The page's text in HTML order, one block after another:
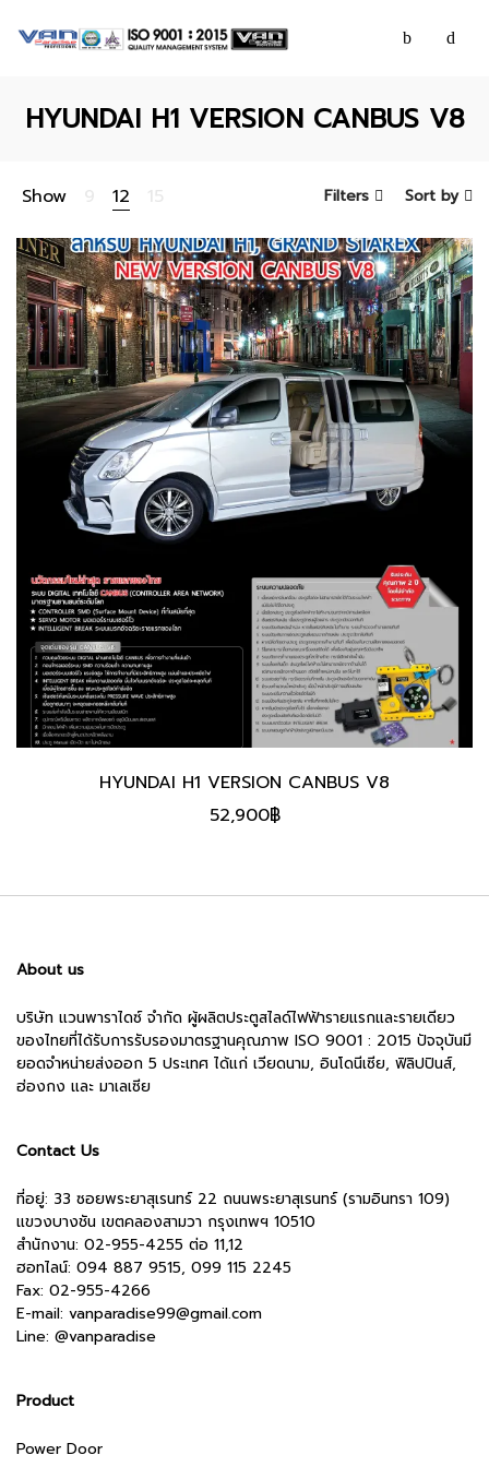
HYUNDAI H1 VERSION CANBUS V8
Show 9 12 15 Sort by
Filters
HYUNDAI H1 VERSION CANBUS V8
52,900฿
About us
บริษัท แวนพาราไดซ์ จำกัด ผู้ผลิตประตูสไลด์ไฟฟ้ารายแรกและรายเดียว
ของไทยที่ได้รับการรับรองมาตรฐานคุณภาพ ISO 9001 : 2015 ปัจจุบันมี
ยอดจำหน่ายส่งออก 5 ประเทศ ได้แก่ เวียดนาม, อินโดนีเซีย, ฟิลิปปินส์,
ฮ่องกง และ มาเลเซีย
Contact Us
ที่อยู่: 33 ซอยพระยาสุเรนทร์ 22 ถนนพระยาสุเรนทร์ (รามอินทรา 109)
แขวงบางชัน เขตคลองสามวา กรุงเทพฯ 10510
สำนักงาน: 02-955-4255 ต่อ 11,12
ฮอทไลน์: 094 887 9515, 099 115 2245
Fax: 02-955-4266
E-mail: vanparadise99@gmail.com
Line: @vanparadise
Product
Power Door